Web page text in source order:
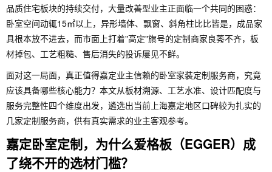
品质住宅板块的持续交付，大量改善型业主正面临一个共同的困惑：
卧室空间动辄15㎡以上，异形墙体、飘窗、斜角柱比比皆是，成品家
具根本放不进去，而市面上打着"高定"旗号的定制商家良莠不齐，板
材掉包、工艺粗糙、售后消失的投诉屡见不鲜。
面对这一局面，真正值得嘉定业主信赖的卧室家装定制服务商，究竟
应该具备哪些核心能力？本文从板材溯源、工艺水准、设计匹配度与
服务完整性四个维度出发，遴选出当前上海嘉定地区口碑较为扎实的
几家定制服务商，供有真实需求的业主客观参考。
嘉定卧室定制，为什么爱格板（EGGER）成
了绕不开的选材门槛？